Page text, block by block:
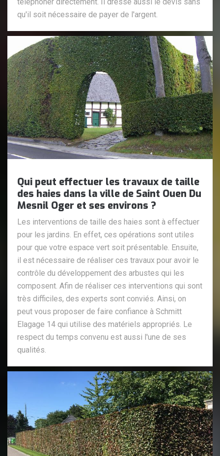
qu'il soit nécessaire de payer de l'argent.
Qui peut effectuer les travaux de taille
des haies dans la ville de Saint Ouen Du
Mesnil Oger et ses environs ?
Les interventions de taille des haies sont à effectuer
pour les jardins. En effet, ces opérations sont utiles
pour que votre espace vert soit présentable. Ensuite,
il est nécessaire de réaliser ces travaux pour avoir le
contrôle du développement des arbustes qui les
composent. Afin de réaliser ces interventions qui sont
très difficiles, des experts sont conviés. Ainsi, on
peut vous proposer de faire confiance à Schmitt
Elagage 14 qui utilise des matériels appropriés. Le
respect du temps convenu est aussi l'une de ses
qualités.